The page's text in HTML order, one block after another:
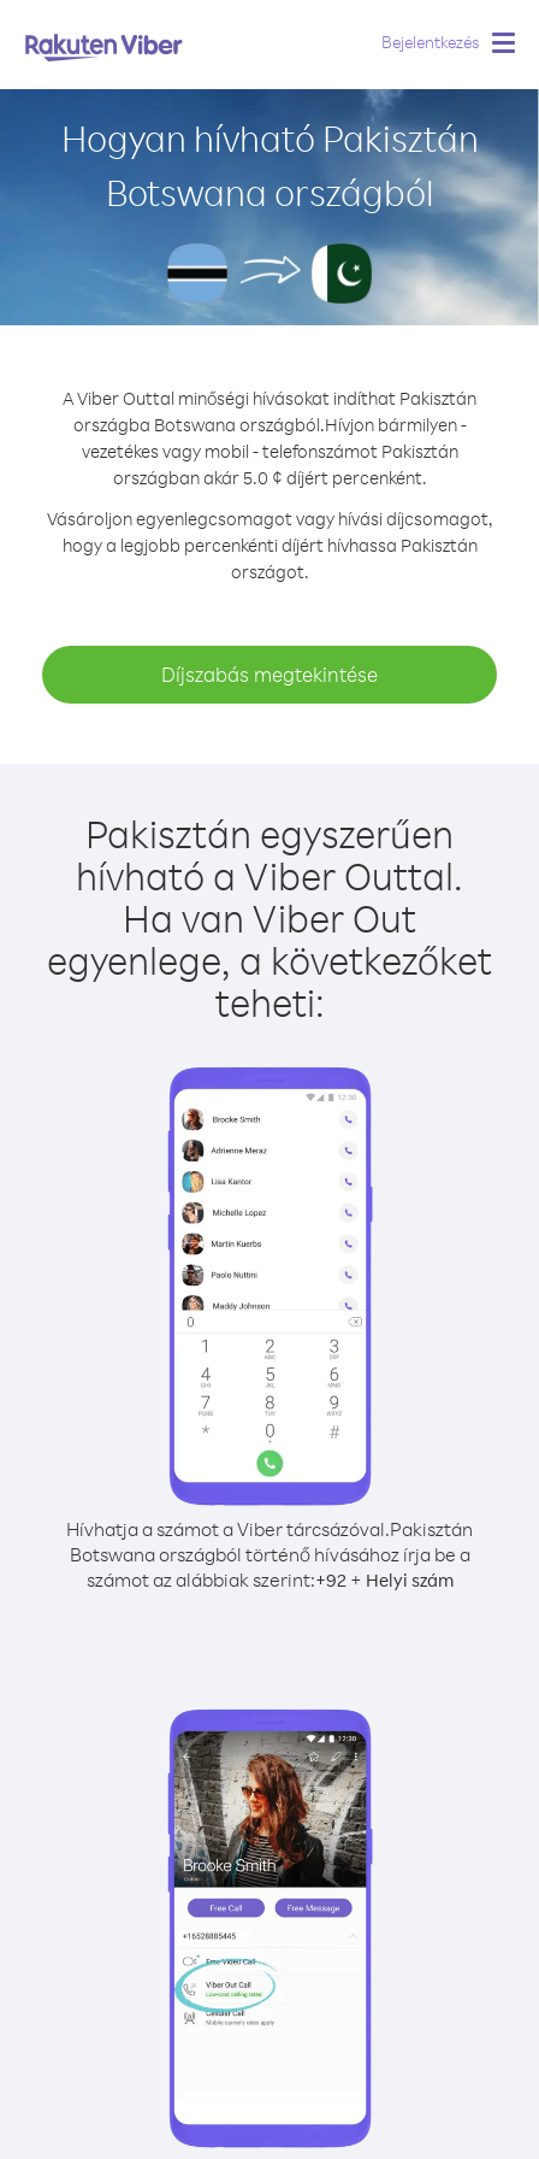
Bejelentkezés
Hogyan hívható Pakisztán
Botswana országból
A Viber Outtal minőségi hívásokat indíthat Pakisztán
országba Botswana országból.Hívjon bármilyen -
vezetékes vagy mobil - telefonszámot Pakisztán
országban akár 5.0 ¢ díjért percenként.
Vásároljon egyenlegcsomagot vagy hívási díjcsomagot,
hogy a legjobb percenkénti díjért hívhassa Pakisztán
országot.
Díjszabás megtekintése
Pakisztán egyszerűen
hívható a Viber Outtal.
Ha van Viber Out
egyenlege, a következőket
teheti:
Hívhatja a számot a Viber tárcsázóval.Pakisztán
Botswana országból történő hívásához írja be a
számot az alábbiak szerint:+92+ Helyi szám